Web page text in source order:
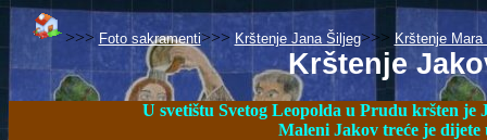
>>> Foto sakramenti>>> Krštenje Jana Šiljeg>>> Krštenje
Krštenje
U svetištu Svetog Leopolda u Prudu kršten
Maleni Jakov treće je